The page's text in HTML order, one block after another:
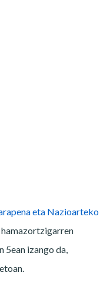
eta Nazioarteko
izango da,